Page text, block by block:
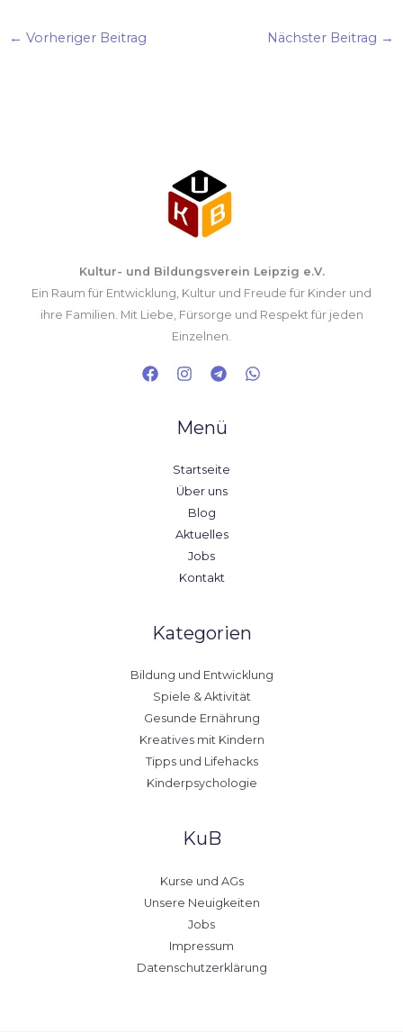
← Vorheriger Beitrag Nächster Beitrag →
Kultur- und Bildungsverein Leipzig e.V.
Ein Raum für Entwicklung, Kultur und Freude für Kinder und
ihre Familien. Mit Liebe, Fürsorge und Respekt für jeden
Einzelnen.
Menü
Startseite
Über uns
Blog
Aktuelles
Jobs
Kontakt
Kategorien
Bildung und Entwicklung
Spiele & Aktivität
Gesunde Ernährung
Kreatives mit Kindern
Tipps und Lifehacks
Kinderpsychologie
KuB
Kurse und AGs
Unsere Neuigkeiten
Jobs
Impressum
Datenschutzerklärung